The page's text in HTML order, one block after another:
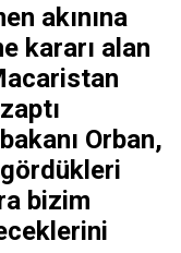
akınına
kararı alan
Orban,
bizim